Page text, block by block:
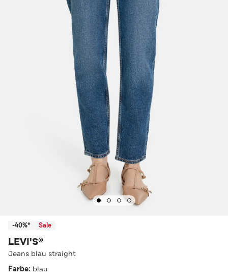
-40%* Sale
LEVI'S®
Jeans blau straight
Farbe: blau